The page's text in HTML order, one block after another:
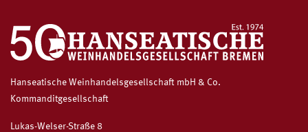
Hanseatische Weinhandelsgesellschaft mbH & Co.
Kommanditgesellschaft
Lukas-Welser-Straße 8